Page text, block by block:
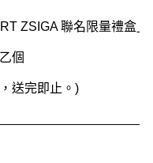
ZSIGA聯名限量禮盒」
乙個
送完即止。 )